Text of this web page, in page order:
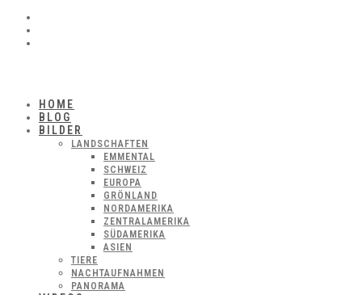
HOME
BLOG
BILDER
LANDSCHAFTEN
EMMENTAL
SCHWEIZ
EUROPA
GRÖNLAND
NORDAMERIKA
ZENTRALAMERIKA
SÜDAMERIKA
ASIEN
TIERE
NACHTAUFNAHMEN
PANORAMA